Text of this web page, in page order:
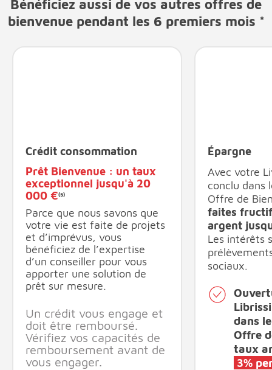
Bénéficiez aussi de vos autres offres de
bienvenue pendant les 6 premiers mois *
Crédit consommation
Prêt Bienvenue : un taux
exceptionnel jusqu'à 20
000 €(5)
Parce que nous savons que
votre vie est faite de projets
et d’imprévus, vous
bénéficiez de l’expertise
d’un conseiller pour vous
apporter une solution de
prêt sur mesure.
Un crédit vous engage et
doit être remboursé.
Vérifiez vos capacités de
remboursement avant de
vous engager.
Aller à l'élément suivant
Épargne
Avec votre
conclu dans
Offre de
faites
argent
Les intérêts
sociaux.
dans
Offre
taux
3%
Revenir à
Aller à